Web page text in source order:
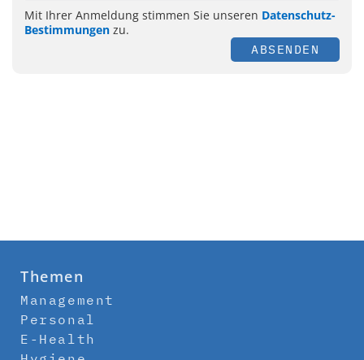
Mit Ihrer Anmeldung stimmen Sie unseren Datenschutz-
Bestimmungen zu.
ABSENDEN
Themen
Management
Personal
E-Health